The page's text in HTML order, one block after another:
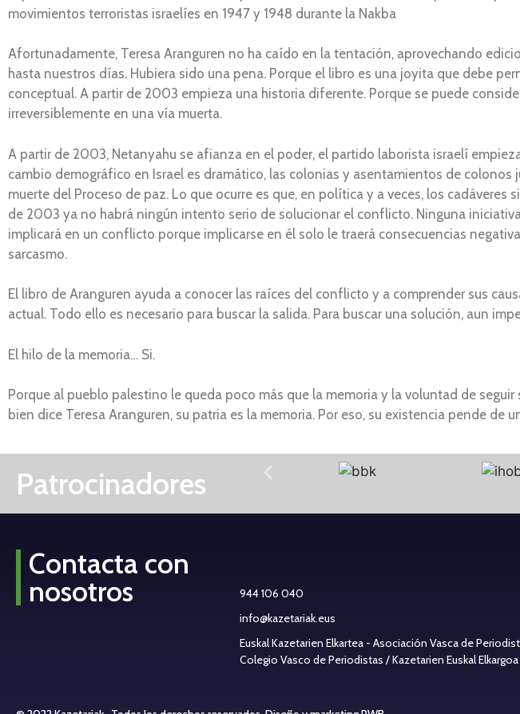
movimientos terroristas israelíes en 1947 y 1948 durante la Nakba
Afortunadamente, Teresa Aranguren no ha caído en la tentación, aprovechando
hasta nuestros días. Hubiera sido una pena. Porque el libro es una joyita que debe
conceptual. A partir de 2003 empieza una historia diferente. Porque se puede
irreversiblemente en una vía muerta.
A partir de 2003, Netanyahu se afianza en el poder, el partido laborista israelí
cambio demográfico en Israel es dramático, las colonias y asentamientos de
muerte del Proceso de paz. Lo que ocurre es que, en política y a veces, los
de 2003 ya no habrá ningún intento serio de solucionar el conflicto. Ninguna
implicará en un conflicto porque implicarse en él solo le traerá consecuencias
sarcasmo.
El libro de Aranguren ayuda a conocer las raíces del conflicto y a comprender sus
actual. Todo ello es necesario para buscar la salida. Para buscar una solución, aun
El hilo de la memoria… Si.
Porque al pueblo palestino le queda poco más que la memoria y la voluntad de
bien dice Teresa Aranguren, su patria es la memoria. Por eso, su existencia pende de
Patrocinadores
Contacta con
nosotros
944 106 040
info@kazetariak.eus
Euskal Kazetarien Elkartea - Asociación Vasca de
Colegio Vasco de Periodistas / Kazetarien Euskal Elkargoa